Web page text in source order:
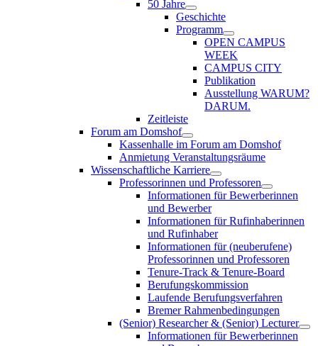
50 Jahre
Geschichte
Programm
OPEN CAMPUS
WEEK
CAMPUS CITY
Publikation
Ausstellung WARUM?
DARUM.
Zeitleiste
Forum am Domshof
Kassenhalle im Forum am Domshof
Anmietung Veranstaltungsräume
Wissenschaftliche Karriere
Professorinnen und Professoren
Informationen für Bewerberinnen
und Bewerber
Informationen für Rufinhaberinnen
und Rufinhaber
Informationen für (neuberufene)
Professorinnen und Professoren
Tenure-Track & Tenure-Board
Berufungskommission
Laufende Berufungsverfahren
Bremer Rahmenbedingungen
(Senior) Researcher & (Senior) Lecturer
Informationen für Bewerberinnen